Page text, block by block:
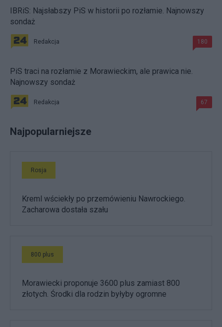
IBRiS: Najsłabszy PiS w historii po rozłamie. Najnowszy
sondaż
Redakcja 180
PiS traci na rozłamie z Morawieckim, ale prawica nie.
Najnowszy sondaż
Redakcja 67
Najpopularniejsze
Rosja
Kreml wściekły po przemówieniu Nawrockiego.
Zacharowa dostała szału
800 plus
Morawiecki proponuje 3600 plus zamiast 800
złotych. Środki dla rodzin byłyby ogromne